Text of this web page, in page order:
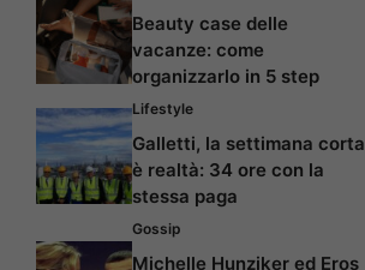
Beauty case delle
vacanze: come
organizzarlo in 5 step
Lifestyle
Galletti, la settimana corta
è realtà: 34 ore con la
stessa paga
Gossip
Michelle Hunziker ed Eros